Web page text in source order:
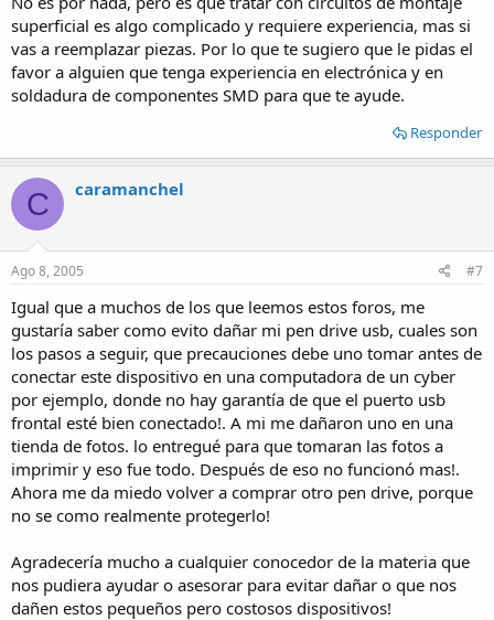
superficial es algo complicado y requiere experiencia, mas si
vas a reemplazar piezas. Por lo que te sugiero que le pidas el
favor a alguien que tenga experiencia en electrónica y en
soldadura de componentes SMD para que te ayude.
Responder
C caramanchel
Ago 8, 2005 #7
Igual que a muchos de los que leemos estos foros, me
gustaría saber como evito dañar mi pen drive usb, cuales son
los pasos a seguir, que precauciones debe uno tomar antes de
conectar este dispositivo en una computadora de un cyber
por ejemplo, donde no hay garantía de que el puerto usb
frontal esté bien conectado!. A mi me dañaron uno en una
tienda de fotos. lo entregué para que tomaran las fotos a
imprimir y eso fue todo. Después de eso no funcionó mas!.
Ahora me da miedo volver a comprar otro pen drive, porque
no se como realmente protegerlo!
Agradecería mucho a cualquier conocedor de la materia que
nos pudiera ayudar o asesorar para evitar dañar o que nos
dañen estos pequeños pero costosos dispositivos!